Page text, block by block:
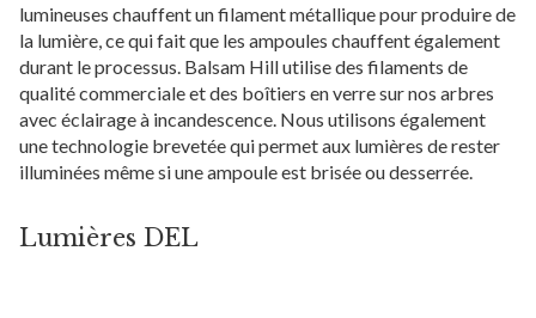
lumineuses chauffent un filament métallique pour produire de
la lumière, ce qui fait que les ampoules chauffent également
durant le processus. Balsam Hill utilise des filaments de
qualité commerciale et des boîtiers en verre sur nos arbres
avec éclairage à incandescence. Nous utilisons également
une technologie brevetée qui permet aux lumières de rester
illuminées même si une ampoule est brisée ou desserrée.
Lumières DEL